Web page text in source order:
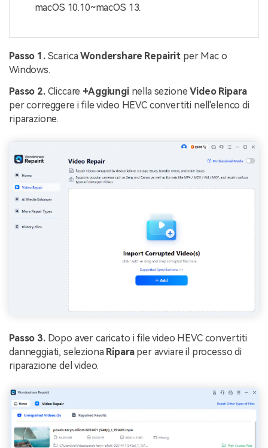
macOS 10.10~macOS 13.
Passo 1.ScaricaWondershare Repairit per Mac o
Windows.
Passo 2.Cliccare +Aggiunginella sezioneVideo Ripara
per correggere i file video HEVC convertiti nell'elenco di
riparazione.
Passo 3.Dopo aver caricato i file video HEVC convertiti
danneggiati, seleziona Riparaper avviare il processo di
riparazione del video.